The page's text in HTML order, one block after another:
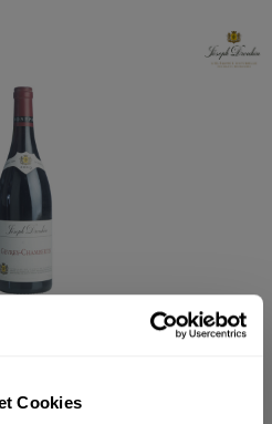
Cookies